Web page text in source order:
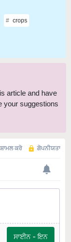
crops
article and have
your suggestions